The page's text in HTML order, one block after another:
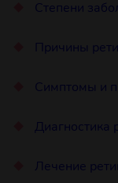
Степени
Причины
Симптомы и
Диагностика
Лечение